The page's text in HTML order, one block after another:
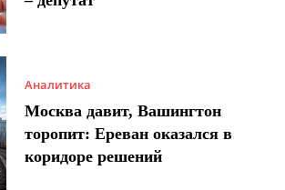
Аналитика
Москва давит, Вашингтон
торопит: Ереван оказался в
коридоре решений